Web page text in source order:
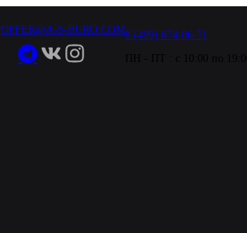
OFFER@A-S-BURO.COM8 (499) 674-06-71
ПН - ПТ : с 10:00 по 19:00